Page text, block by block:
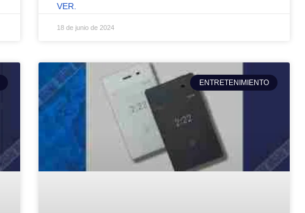
VER.
18 de junio de 2024
ENTRETENIMIENTO